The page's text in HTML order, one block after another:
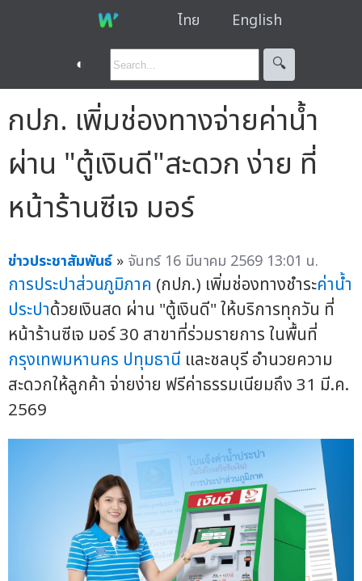
ไทย English
◐ 🔍︎
กปภ. เพิ่มช่องทางจ่ายค่าน้ำ
ผ่าน "ตู้เงินดี"สะดวก ง่าย ที่
หน้าร้านซีเจ มอร์
ข่าวประชาสัมพันธ์ » จันทร์ 16 มีนาคม 2569 13:01 น.
การประปาส่วนภูมิภาค (กปภ.) เพิ่มช่องทางชำระค่าน้ำ
ประปาด้วยเงินสด ผ่าน "ตู้เงินดี" ให้บริการทุกวัน ที่
หน้าร้านซีเจ มอร์ 30 สาขาที่ร่วมรายการ ในพื้นที่
กรุงเทพมหานคร ปทุมธานี และชลบุรี อำนวยความ
สะดวกให้ลูกค้า จ่ายง่าย ฟรีค่าธรรมเนียมถึง 31 มี.ค.
2569